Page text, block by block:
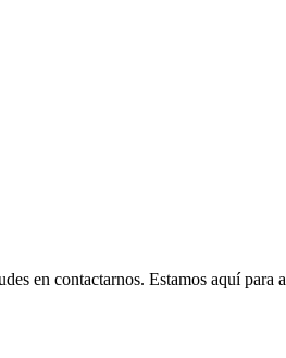
en contactarnos. Estamos aquí para